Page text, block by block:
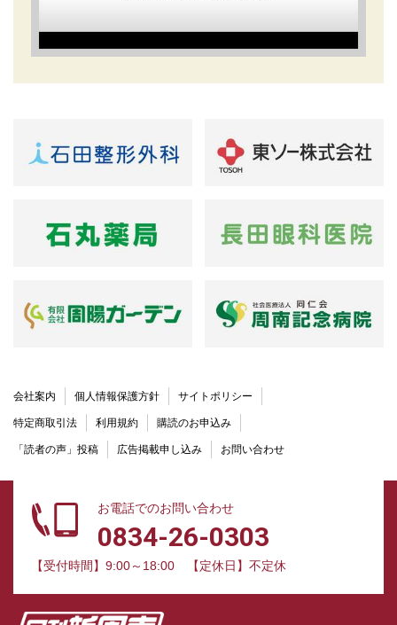
会社案内 個人情報保護方針 サイトポリシー
特定商取引法 利用規約 購読のお申込み
「読者の声」投稿 広告掲載申し込み お問い合わせ
お電話でのお問い合わせ
0834-26-0303
【受付時間】9:00～18:00 【定休日】不定休